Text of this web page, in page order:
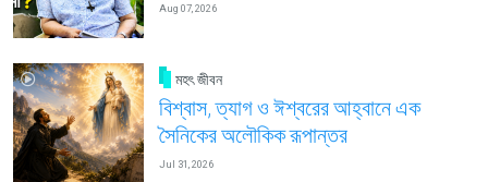
Aug 07, 2026
মহৎ জীবন
বিশ্বাস, ত্যাগ ও ঈশ্বরের আহ্বানে এক
সৈনিকের অলৌকিক রূপান্তর
Jul 31, 2026